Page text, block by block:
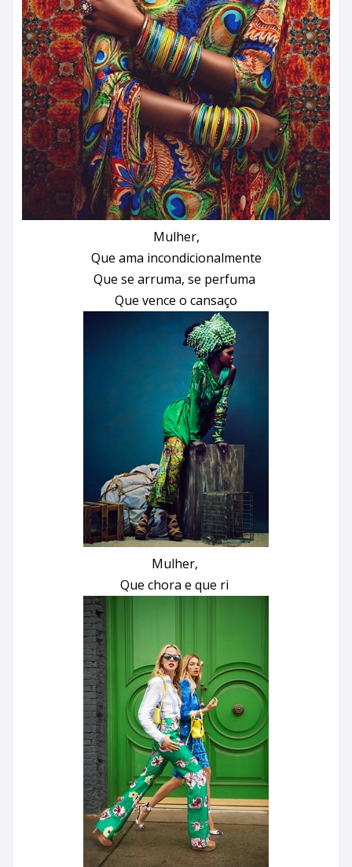
Mulher,
Que ama incondicionalmente
Que se arruma, se perfuma
Que vence o cansaço
Mulher,
Que chora e que ri